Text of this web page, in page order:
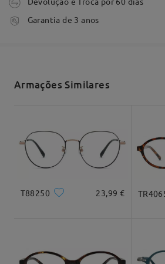
byAndreia Graçaon Oct 24 , 2025
Firmoo's reply Oct 25 , 2025
Hi Andrea,
We're so happy to hear that
have a different shape than
tempo de processamento
Entrega
Garantia de 3 anos
Armações Similares
T88250 23,99 €